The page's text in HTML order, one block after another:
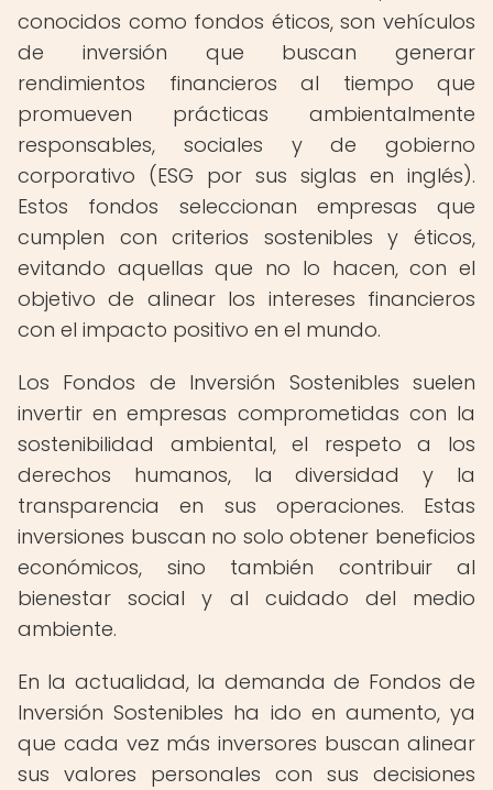
conocidos como fondos éticos, son vehículos
de inversión que buscan generar
rendimientos financieros al tiempo que
promueven prácticas ambientalmente
responsables, sociales y de gobierno
corporativo (ESG por sus siglas en inglés).
Estos fondos seleccionan empresas que
cumplen con criterios sostenibles y éticos,
evitando aquellas que no lo hacen, con el
objetivo de alinear los intereses financieros
con el impacto positivo en el mundo.
Los Fondos de Inversión Sostenibles suelen
invertir en empresas comprometidas con la
sostenibilidad ambiental, el respeto a los
derechos humanos, la diversidad y la
transparencia en sus operaciones. Estas
inversiones buscan no solo obtener beneficios
económicos, sino también contribuir al
bienestar social y al cuidado del medio
ambiente.
En la actualidad, la demanda de Fondos de
Inversión Sostenibles ha ido en aumento, ya
que cada vez más inversores buscan alinear
sus valores personales con sus decisiones